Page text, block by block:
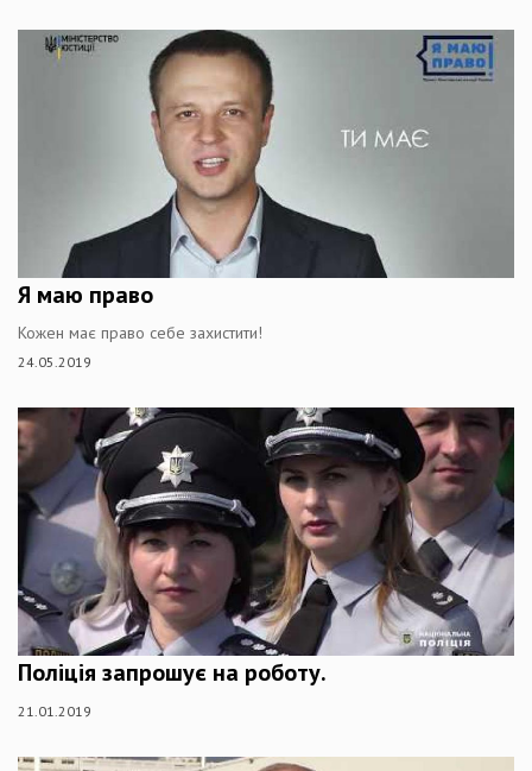
Я маю право
Кожен має право себе захистити!
24.05.2019
Поліція запрошує на роботу.
21.01.2019